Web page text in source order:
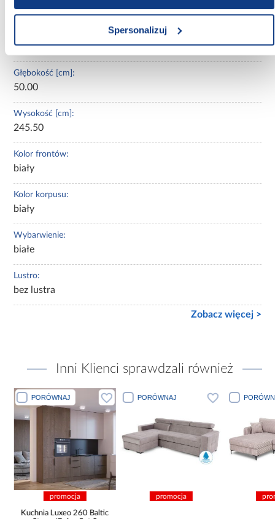
Spersonalizuj
Nie
160.00
Głębokość [cm]:
50.00
Wysokość [cm]:
245.50
Kolor frontów:
biały
Kolor korpusu:
biały
Wybarwienie:
białe
Lustro:
bez lustra
Zobacz więcej >
Inni Klienci sprawdzali również
PORÓWNAJ
promocja
Kuchnia Luxeo 260 Baltic
PORÓWNAJ
promocja